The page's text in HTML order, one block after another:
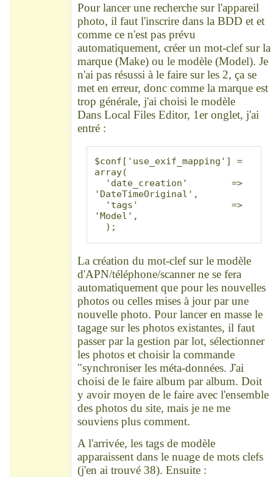
Pour lancer une recherche sur l'appareil
photo, il faut l'inscrire dans la BDD et et
comme ce n'est pas prévu
automatiquement, créer un mot-clef sur la
marque (Make) ou le modèle (Model). Je
n'ai pas résussi à le faire sur les 2, ça se
met en erreur, donc comme la marque est
trop générale, j'ai choisi le modèle
Dans Local Files Editor, 1er onglet, j'ai
entré :
$conf['use_exif_mapping'] =
array(
'DateTimeOriginal',
'Model',
  );
La création du mot-clef sur le modèle
d'APN/téléphone/scanner ne se fera
automatiquement que pour les nouvelles
photos ou celles mises à jour par une
nouvelle photo. Pour lancer en masse le
tagage sur les photos existantes, il faut
passer par la gestion par lot, sélectionner
les photos et choisir la commande
"synchroniser les méta-données. J'ai
choisi de le faire album par album. Doit
y avoir moyen de le faire avec l'ensemble
des photos du site, mais je ne me
souviens plus comment.
A l'arrivée, les tags de modèle
apparaissent dans le nuage de mots clefs
(j'en ai trouvé 38). Ensuite :